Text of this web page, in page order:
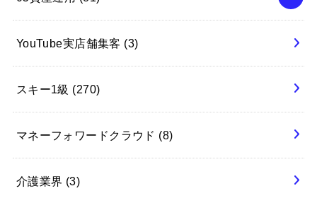
YouTube実店舗集客 (3)
スキー1級 (270)
マネーフォワードクラウド (8)
介護業界 (3)